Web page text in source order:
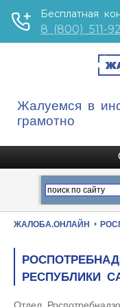
Жалуемся в
грамотно
ЖАЛОБА.ОНЛАЙН
РЕСПУБЛИКИ
Отдел